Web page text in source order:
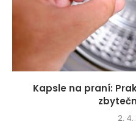
Kapsle na praní:
2.